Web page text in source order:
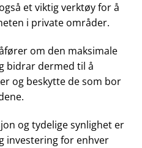
et viktig verktøy for å
i private områder.
om den maksimale
bidrar dermed til å
og beskytte de som bor
og tydelige synlighet er
investering for enhver